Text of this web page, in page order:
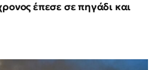
έπεσε σε πηγάδι και